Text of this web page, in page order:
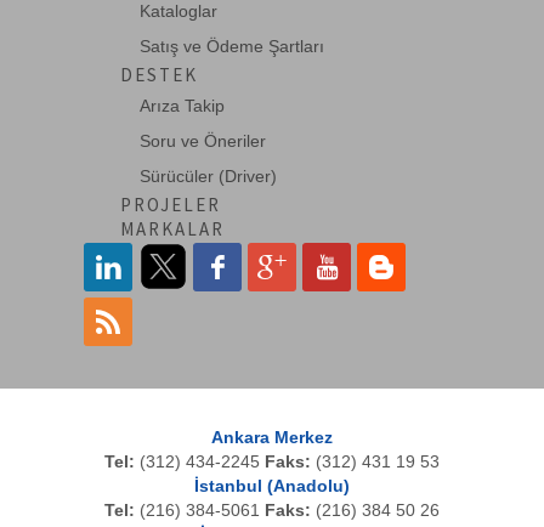
Planet
QuWireless
RansNet
roline
Schneider
Schukat
Sharp
Systimax
Techwin
Teltonika
Tradenet
Tumtec
Kataloglar
Satış ve Ödeme Şartları
DESTEK
Arıza Takip
Soru ve Öneriler
Sürücüler (Driver)
PROJELER
MARKALAR
Ankara Merkez
Tel: (312) 434-2245 Faks: (312) 431 19 53
İstanbul (Anadolu)
Tel: (216) 384-5061 Faks: (216) 384 50 26